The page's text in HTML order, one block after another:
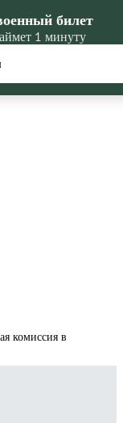
комиссия в
билет
1 минуту